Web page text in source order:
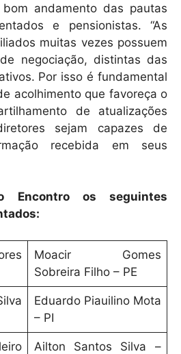
andamento das pautas
e pensionistas. “As
muitas vezes possuem
negociação, distintas das
Por isso é fundamental
acolhimento que favoreça o
de atualizações
sejam capazes de
recebida em seus
Encontro os seguintes
Moacir Gomes
Sobreira Filho – PE
Eduardo Piauilino Mota
– PI
Ailton Santos Silva –